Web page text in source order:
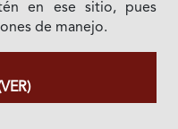
en ese sitio, pues
de manejo.